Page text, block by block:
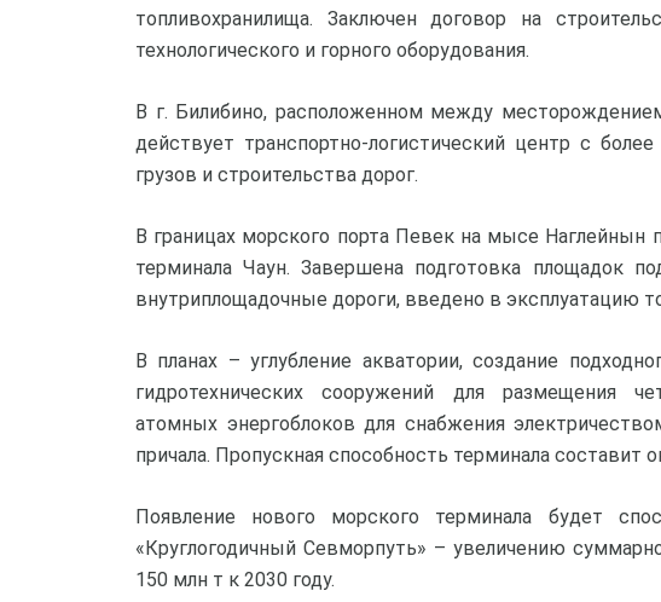
топливохранилища. Заключен договор на
технологического и горного оборудования.
В г. Билибино, расположенном между
действует транспортно-логистический центр с
грузов и строительства дорог.
В границах морского порта Певек на мысе Наглейнын
терминала Чаун. Завершена подготовка площадок
внутриплощадочные дороги, введено в эксплуатацию
В планах – углубление акватории, создание
гидротехнических сооружений для размещения
атомных энергоблоков для снабжения
причала. Пропускная способность терминала составит
Появление нового морского терминала будет
«Круглогодичный Севморпуть» – увеличению
150 млн т к 2030 году.